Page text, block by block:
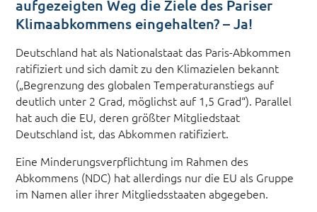
aufgezeigten Weg die Ziele des Pariser
Klimaabkommens eingehalten? – Ja!
Deutschland hat als Nationalstaat das Paris-Abkommen
ratifiziert und sich damit zu den Klimazielen bekannt
(„Begrenzung des globalen Temperaturanstiegs auf
deutlich unter 2 Grad, möglichst auf 1,5 Grad“). Parallel
hat auch die EU, deren größter Mitgliedstaat
Deutschland ist, das Abkommen ratifiziert.
Eine Minderungsverpflichtung im Rahmen des
Abkommens (NDC) hat allerdings nur die EU als Gruppe
im Namen aller ihrer Mitgliedsstaaten abgegeben.